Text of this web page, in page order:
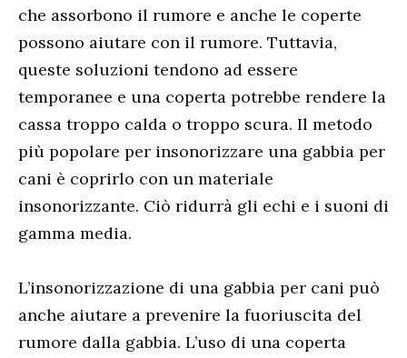
che assorbono il rumore e anche le coperte
possono aiutare con il rumore. Tuttavia,
queste soluzioni tendono ad essere
temporanee e una coperta potrebbe rendere la
cassa troppo calda o troppo scura. Il metodo
più popolare per insonorizzare una gabbia per
cani è coprirlo con un materiale
insonorizzante. Ciò ridurrà gli echi e i suoni di
gamma media.
L’insonorizzazione di una gabbia per cani può
anche aiutare a prevenire la fuoriuscita del
rumore dalla gabbia. L’uso di una coperta